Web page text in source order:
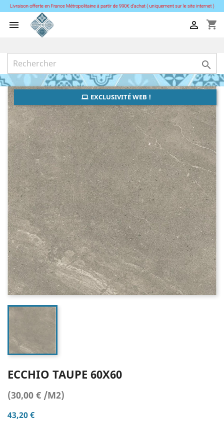
 shopping_cart


EXCLUSIVITÉ WEB !
ECCHIO TAUPE 60X60
(30,00 € /M2)
43,20 €